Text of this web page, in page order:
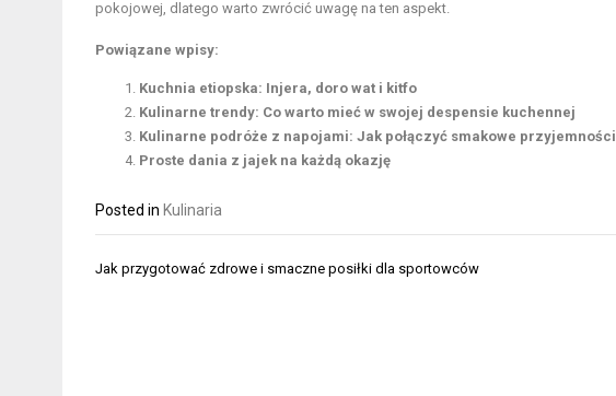
pokojowej, dlatego warto zwrócić uwagę na ten aspekt.
Powiązane wpisy:
Kuchnia etiopska: Injera, doro wat i kitfo
Kulinarne trendy: Co warto mieć w swojej despensie kuchennej
Kulinarne podróże z napojami: Jak połączyć smakowe przyjemności
Proste dania z jajek na każdą okazję
Posted in Kulinaria
Nawigacja
Jak przygotować zdrowe i smaczne posiłki dla sportowców